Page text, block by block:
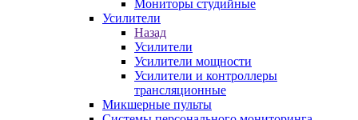
Мониторы студийные
Усилители
Назад
Усилители
Усилители мощности
Усилители и контроллеры
трансляционные
Микшерные пульты